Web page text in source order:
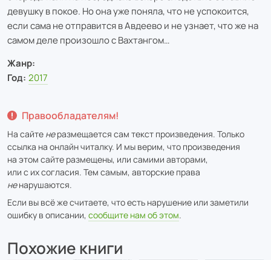
девушку в покое. Но она уже поняла, что не успокоится,
если сама не отправится в Авдеево и не узнает, что же на
самом деле произошло с Вахтангом…
Жанр:
Год: 2017
Правообладателям!
На сайте неразмещается сам текст произведения. Только
ссылка на онлайн читалку. И мы верим, что произведения
на этом сайте размещены, или самими авторами,
или с их согласия. Тем самым, авторские права
ненарушаются.
Если вы всё же считаете, что есть нарушение или заметили
ошибку в описании, сообщите нам об этом.
Похожие книги